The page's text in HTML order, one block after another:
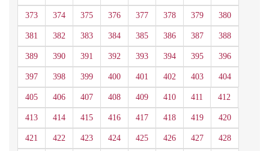
373 374 375 376 377 378 379 380
381 382 383 384 385 386 387 388
389 390 391 392 393 394 395 396
397 398 399 400 401 402 403 404
405 406 407 408 409 410 411 412
413 414 415 416 417 418 419 420
421 422 423 424 425 426 427 428